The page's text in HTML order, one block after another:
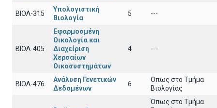
ΒΙΟΛ-315
Υπολογιστική
Βιολογία
5 ---
ΒΙΟΛ-405
Εφαρμοσμένη
Οικολογία και
Διαχείριση
Χερσαίων
Οικοσυστημάτων
4 ---
ΒΙΟΛ-476
Ανάλυση Γενετικών
Δεδομένων
6
Οπως στο Τμήμα
Βιολογίας
Όπως στο Τμήμα